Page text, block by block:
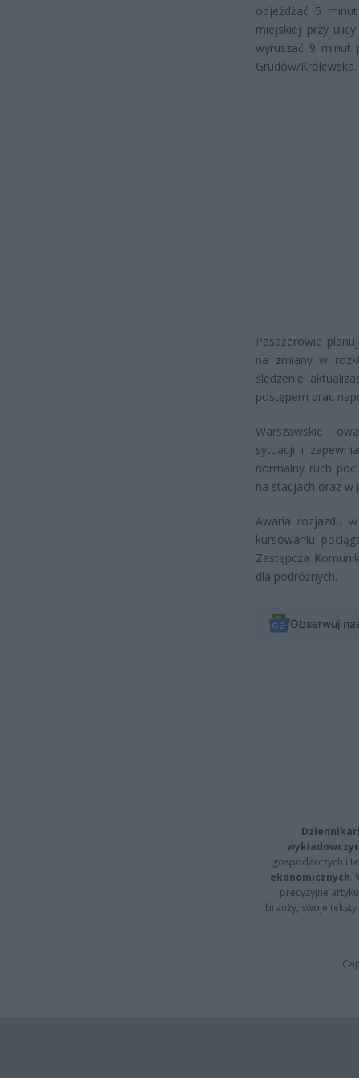
odjeżdżać 5
miejskiej przy
wyruszać 9 minut
Grudów/Królewska.
Pasażerowie
na zmiany w
śledzenie
postępem prac
Warszawskie
sytuacji i
normalny ruch
na stacjach oraz w
Awaria rozjazdu
kursowaniu
Zastępcza
dla podróżnych.
Obserwuj
gospodarczych i
ekonomicznych.
precyzyjne
branży, swoje